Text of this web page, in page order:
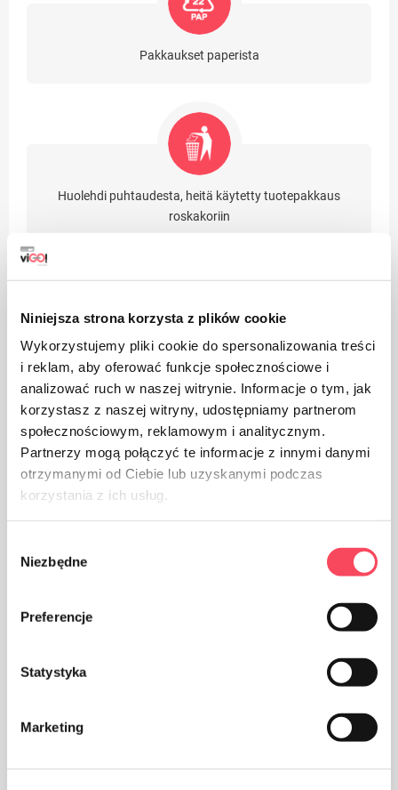
Niniejsza strona korzysta z plików cookie
Wykorzystujemy pliki cookie do spersonalizowania treści
i reklam, aby oferować funkcje społecznościowe i
analizować ruch w naszej witrynie. Informacje o tym, jak
korzystasz z naszej witryny, udostępniamy partnerom
społecznościowym, reklamowym i analitycznym.
Partnerzy mogą połączyć te informacje z innymi danymi
otrzymanymi od Ciebie lub uzyskanymi podczas
korzystania z ich usług.
zgody
Niezbędne
Preferencje
Statystyka
Marketing
Pakkaukset paperista
Huolehdi puhtaudesta, heitä käytetty tuotepakkaus
roskakoriin
Sopii kierrätykseen
Pidä poissa lasten ulottuvilta